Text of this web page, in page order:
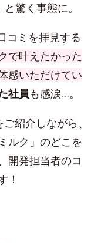
驚く事態に。
コミを拝見する
で叶えたかった
感いただけてい
社員も感涙…。
紹介しながら、
ルク」のどこを
開発担当者のコ
！